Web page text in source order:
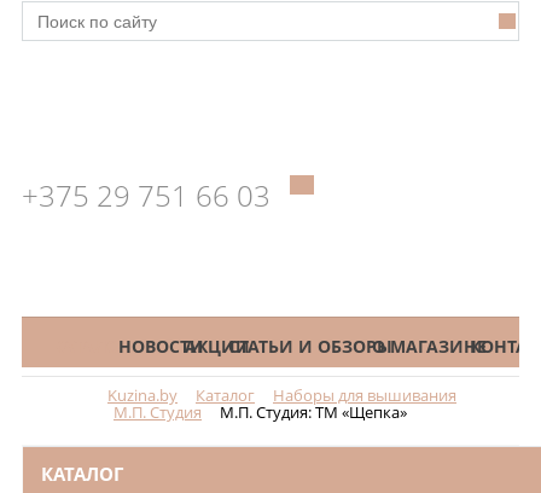
+375 29 751 66 03
КАТАЛОГНОВОСТИАКЦИИСТАТЬИ И ОБЗОРЫО МАГАЗИНЕ
Kuzina.by Каталог Наборы для вышивания
М.П. Студия М.П. Студия: ТМ «Щепка»
КАТАЛОГ